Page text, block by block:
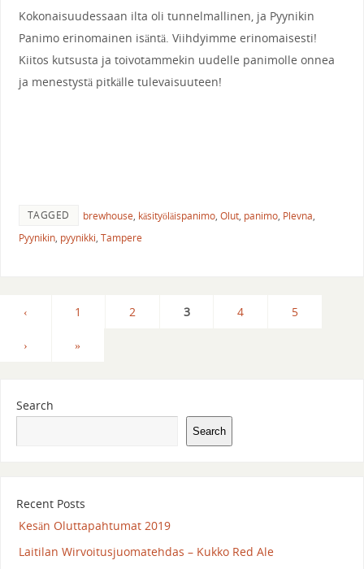
Kokonaisuudessaan ilta oli tunnelmallinen, ja Pyynikin
Panimo erinomainen isäntä. Viihdyimme erinomaisesti!
Kiitos kutsusta ja toivotammekin uudelle panimolle onnea
ja menestystä pitkälle tulevaisuuteen!
TAGGED brewhouse, käsityöläispanimo, Olut, panimo, Plevna,
Pyynikin, pyynikki, Tampere
‹ 1 2 3 4 5
› »
Search
Search
Recent Posts
Kesän Oluttapahtumat 2019
Laitilan Wirvoitusjuomatehdas – Kukko Red Ale